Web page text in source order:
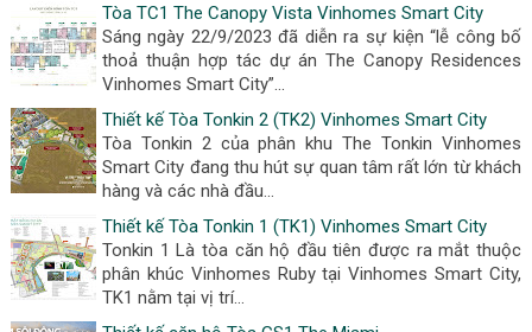
Tòa TC1 The Canopy Vista Vinhomes Smart City
Sáng ngày 22/9/2023 đã diễn ra sự kiện “lễ công bố
thoả thuận hợp tác dự án The Canopy Residences
Vinhomes Smart City”...
Thiết kế Tòa Tonkin 2 (TK2) Vinhomes Smart City
Tòa Tonkin 2 của phân khu The Tonkin Vinhomes
Smart City đang thu hút sự quan tâm rất lớn từ khách
hàng và các nhà đầu...
Thiết kế Tòa Tonkin 1 (TK1) Vinhomes Smart City
Tonkin 1 Là tòa căn hộ đầu tiên được ra mắt thuộc
phân khúc Vinhomes Ruby tại Vinhomes Smart City,
TK1 nằm tại vị trí...